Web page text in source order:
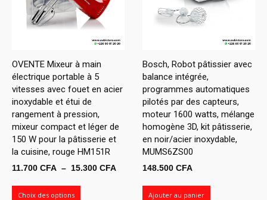
OVENTE Mixeur à main
électrique portable à 5
vitesses avec fouet en acier
inoxydable et étui de
rangement à pression,
mixeur compact et léger de
150 W pour la pâtisserie et
la cuisine, rouge HM151R
11.700 CFA – 15.300 CFA
Choix des options
Bosch, Robot pâtissier avec
balance intégrée,
programmes automatiques
pilotés par des capteurs,
moteur 1600 watts, mélange
homogène 3D, kit pâtisserie,
en noir/acier inoxydable,
MUMS6ZS00
148.500 CFA
Ajouter au panier